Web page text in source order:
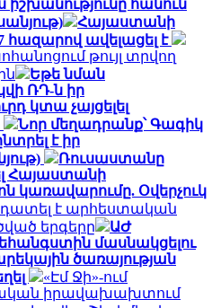
իշխանությունը հանուն
Հայաստանի
հազարով ավելացել է
թույլ տրվող
Եթե նման
ՌԴ-ն իր
կտա չայցելել
Նոր մեղադրանք՝ Գագիկ
է իր
Ռուսաստանը
Հայաստանի
կառավարումը. Օվերչուկ
է արհեստական
երգերը
ԱԺ
մասնակցելու
ծառայության
«Էմ Ջի»-ում
իրավախախտում